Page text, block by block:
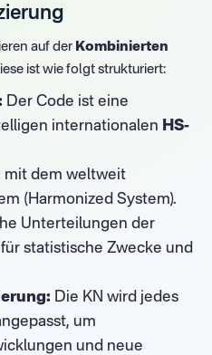
auf der Kombinierten
ist wie folgt strukturiert:
Der Code ist eine
internationalen HS-
mit dem weltweit
(Harmonized System).
Unterteilungen der
statistische Zwecke und
Die KN wird jedes
um
und neue